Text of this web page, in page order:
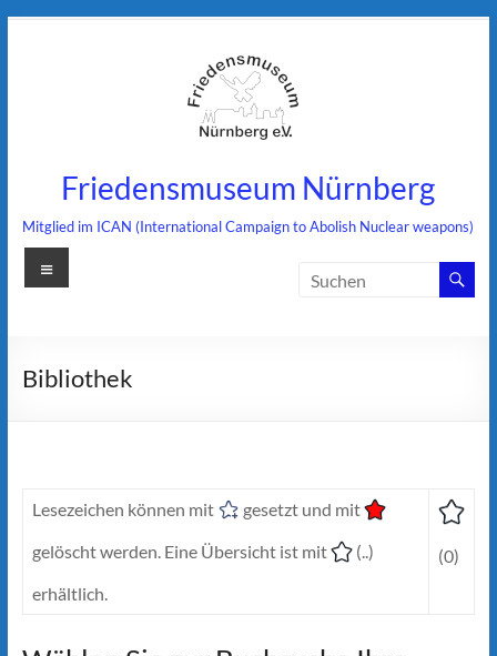
Friedensmuseum Nürnberg
Mitglied im ICAN (International Campaign to Abolish Nuclear weapons)
Menü
Bibliothek
Lesezeichen können mit
gesetzt und mit
gelöscht werden. Eine Übersicht ist mit
(..)
erhältlich.
(0)